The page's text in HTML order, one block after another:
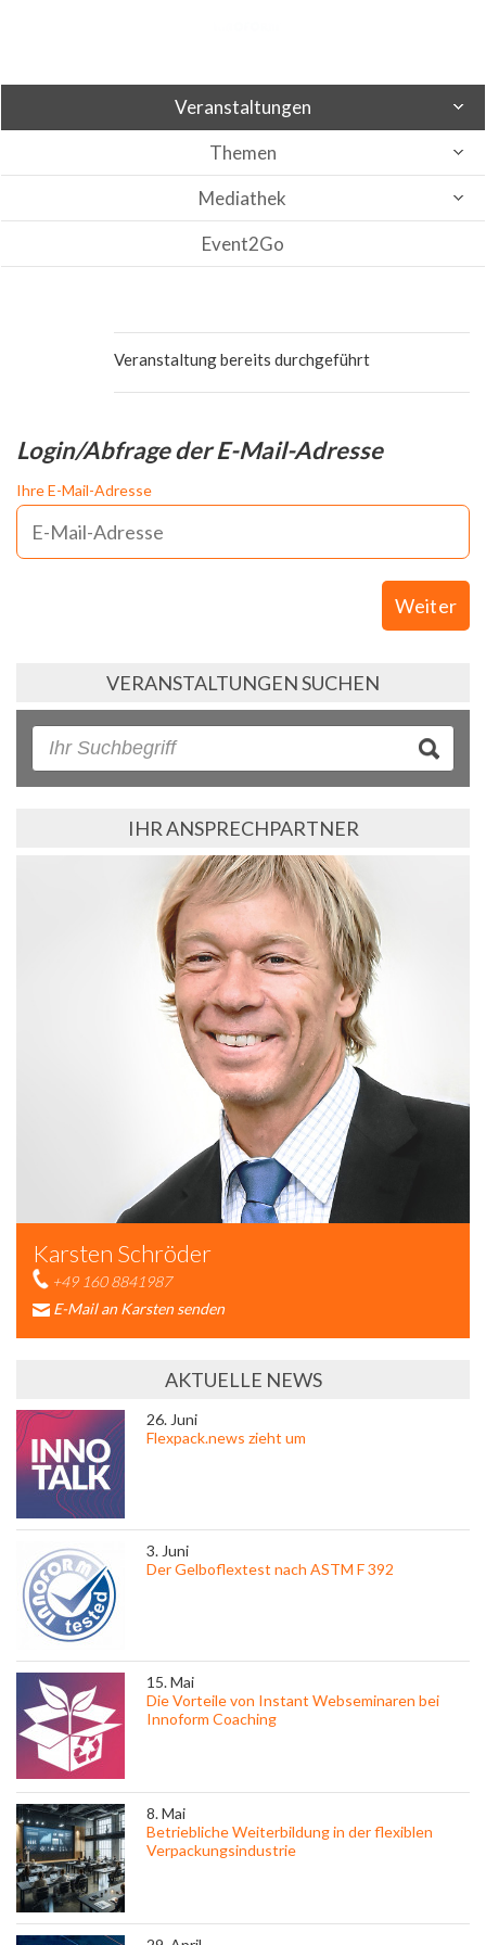
Veranstaltungen
Themen
Mediathek
Event2Go
Veranstaltung bereits durchgeführt
Login/Abfrage der E-Mail-Adresse
Ihre E-Mail-Adresse
Weiter
VERANSTALTUNGEN SUCHEN
IHR ANSPRECHPARTNER
Karsten Schröder
+49 160 8841987
E-Mail an Karsten senden
AKTUELLE NEWS
26. Juni
Flexpack.news zieht um
3. Juni
Der Gelboflextest nach ASTM F 392
15. Mai
Die Vorteile von Instant Webseminaren bei
Innoform Coaching
8. Mai
Betriebliche Weiterbildung in der flexiblen
Verpackungsindustrie